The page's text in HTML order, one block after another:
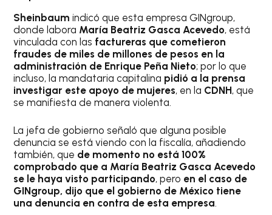
Sheinbaum indicó que esta empresa GINgroup,
donde labora María Beatriz Gasca Acevedo, está
vinculada con las factureras que cometieron
fraudes de miles de millones de pesos en la
administración de Enrique Peña Nieto; por lo que
incluso, la mandataria capitalina pidió a la prensa
investigar este apoyo de mujeres, en la CDNH, que
se manifiesta de manera violenta.
La jefa de gobierno señaló que alguna posible
denuncia se está viendo con la fiscalía, añadiendo
también, que de momento no está 100%
comprobado que a María Beatriz Gasca Acevedo
se le haya visto participando, pero en el caso de
GINgroup, dijo que el gobierno de México tiene
una denuncia en contra de esta empresa.